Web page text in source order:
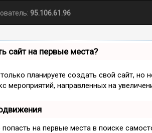
95.106.61.96
сайт на первые места?
планируете создать свой сайт, но
мероприятий, направленных на
на первые места в поиске